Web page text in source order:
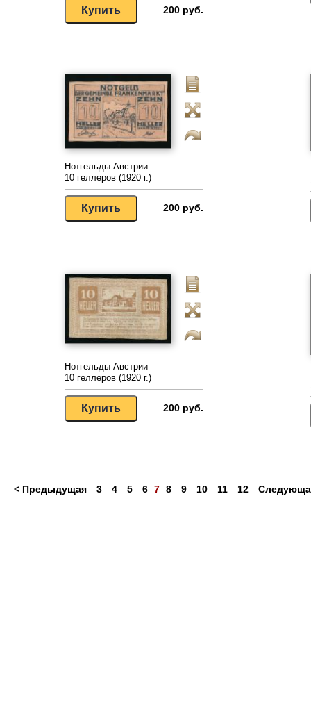
200 руб.
Нотгельды Австрии
10 геллеров (1920 г.)
200 руб.
Нотгельды Австрии
10 геллеров (1920 г.)
200 руб.
< Предыдущая 3 4 5 6 7 8 9 10 11 12